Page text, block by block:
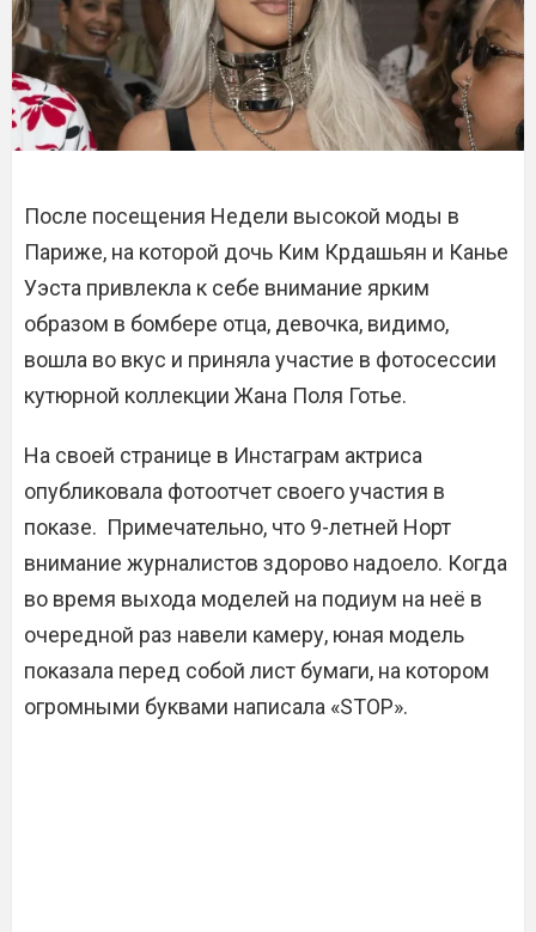
После посещения Недели высокой моды в
Париже, на которой дочь Ким Крдашьян и Канье
Уэста привлекла к себе внимание ярким
образом в бомбере отца, девочка, видимо,
вошла во вкус и приняла участие в фотосессии
кутюрной коллекции Жана Поля Готье.
На своей странице в Инстаграм актриса
опубликовала фотоотчет своего участия в
показе. Примечательно, что 9-летней Норт
внимание журналистов здорово надоело. Когда
во время выхода моделей на подиум на неё в
очередной раз навели камеру, юная модель
показала перед собой лист бумаги, на котором
огромными буквами написала «STOP».